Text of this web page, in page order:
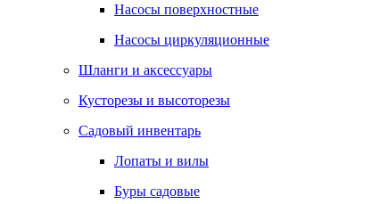
Насосы поверхностные
Насосы циркуляционные
Шланги и аксессуары
Кусторезы и высоторезы
Садовый инвентарь
Лопаты и вилы
Буры садовые